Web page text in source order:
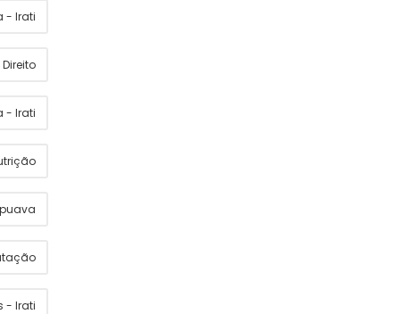
- Irati
Direito
- Irati
- Irati